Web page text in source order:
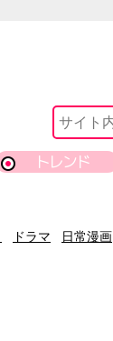
トレンド
ドラマ 日常漫画